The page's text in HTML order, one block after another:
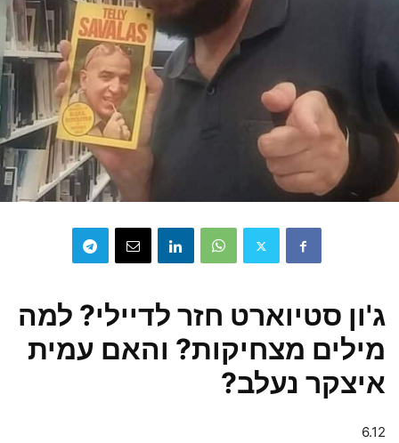
ג'ון סטיוארט חזר לדיילי? למה
מילים מצחיקות? והאם עמית
איצקר נעלב?
6.12